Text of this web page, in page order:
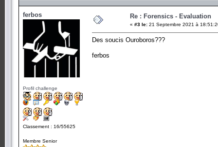
ferbos
Profil challenge
Classement : 16/55625
Membre Senior
Re : Forensics - Evaluation
« #3 le: 21 Septembre 2021 à
Des soucis Ouroboros???
ferbos